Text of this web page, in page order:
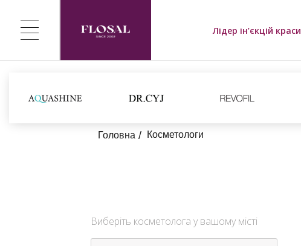
Лідер ін’єкцій краси
Головна Косметологи
Виберіть косметолога у вашому місті